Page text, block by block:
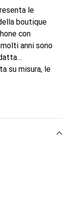
le
boutique
con
anni sono
su misura, le
per il tuo
una scelta